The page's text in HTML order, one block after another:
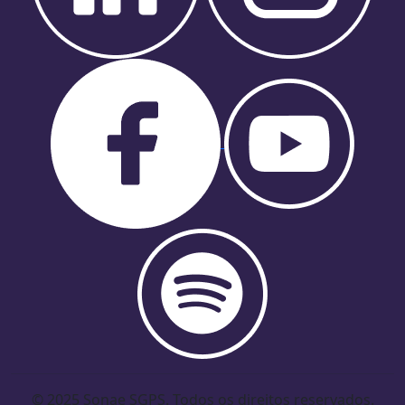
© 2025 Sonae SGPS. Todos os direitos reservados.